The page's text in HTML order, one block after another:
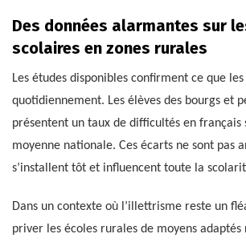
Des données alarmantes sur
scolaires en zones rurales
Les études disponibles confirment ce que
quotidiennement. Les élèves des bourgs et
présentent un taux de difficultés en français
moyenne nationale. Ces écarts ne sont pas
s’installent tôt et influencent toute la
Dans un contexte où l’illettrisme reste un
priver les écoles rurales de moyens